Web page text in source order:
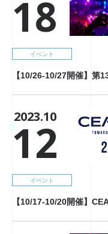
18
イベント
【10/26-10/27開催】第
2023.10
12
イベント
【10/17-10/20開催】